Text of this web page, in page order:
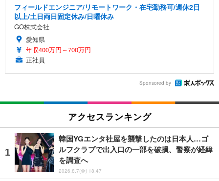
フィールドエンジニア/リモートワーク・在宅勤務可/週休2日
以上/土日両日固定休み/日曜休み
GO株式会社
愛知県
年収400万円～700万円
正社員
Sponsored by
アクセスランキング
韓国YGエンタ社屋を襲撃したのは日本人…ゴ
ルフクラブで出入口の一部を破損、警察が経緯
を調査へ
2026.8.7(金) 18:47